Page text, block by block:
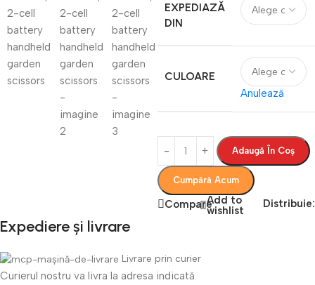
EXPEDIAZĂ
DIN
CULOARE
Anulează
Adaugă În Coș
Cumpără Acum
CompareAdd to
wishlist
Distribuie:
Expediere și livrare
Livrare prin curier
Curierul nostru va livra la adresa indicată